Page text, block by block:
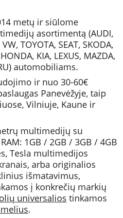
metų ir siūlome
asortimentą (AUDI,
TOYOTA, SEAT, SKODA,
KIA, LEXUS, MAZDA,
automobiliams.
ir nuo 30-60€
Panevėžyje, taip
Vilniuje, Kaune ir
multimedijų su
1GB / 2GB / 3GB / 4GB
Tesla multimedijos
arba originalios
išmatavimus,
į konkrečių markių
universalios tinkamos
.